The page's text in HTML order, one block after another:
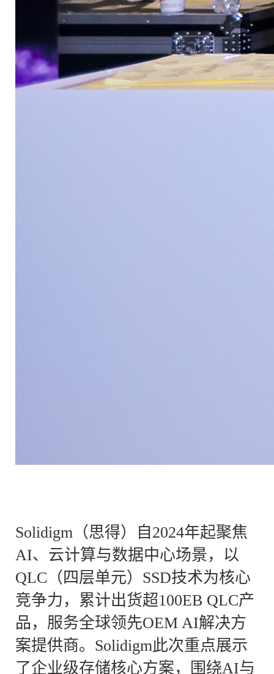
Solidigm（思得）自2024年起聚焦
AI、云计算与数据中心场景，以
QLC（四层单元）SSD技术为核心
竞争力，累计出货超100EB QLC产
品，服务全球领先OEM AI解决方
案提供商。Solidigm此次重点展示
了企业级存储核心方案，围绕AI与